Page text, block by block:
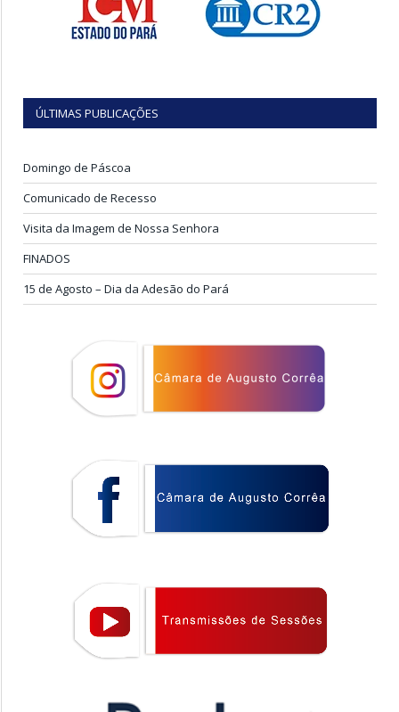
ÚLTIMAS PUBLICAÇÕES
Domingo de Páscoa
Comunicado de Recesso
Visita da Imagem de Nossa Senhora
FINADOS
15 de Agosto – Dia da Adesão do Pará